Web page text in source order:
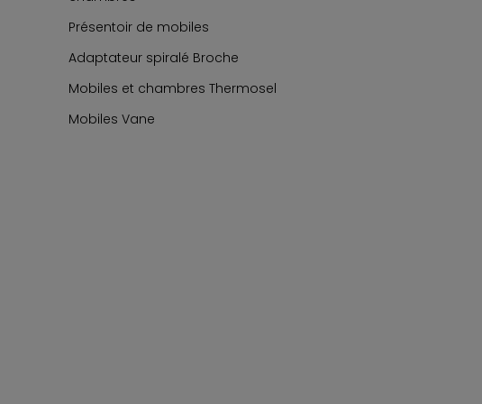
Présentoir de mobiles
Adaptateur spiralé Broche
Mobiles et chambres Thermosel
Mobiles Vane